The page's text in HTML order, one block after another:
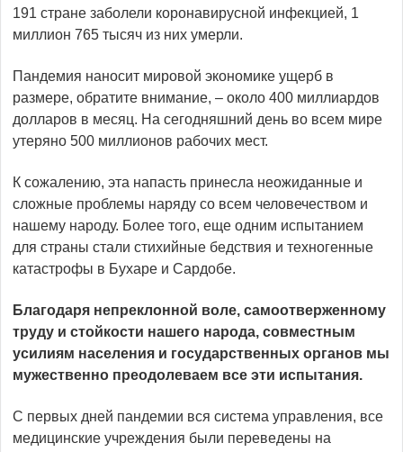
191 стране заболели коронавирусной инфекцией, 1
миллион 765 тысяч из них умерли.
Пандемия наносит мировой экономике ущерб в
размере, обратите внимание, – около 400 миллиардов
долларов в месяц. На сегодняшний день во всем мире
утеряно 500 миллионов рабочих мест.
К сожалению, эта напасть принесла неожиданные и
сложные проблемы наряду со всем человечеством и
нашему народу. Более того, еще одним испытанием
для страны стали стихийные бедствия и техногенные
катастрофы в Бухаре и Сардобе.
Благодаря непреклонной воле, самоотверженному
труду и стойкости нашего народа, совместным
усилиям населения и государственных органов мы
мужественно преодолеваем все эти испытания.
С первых дней пандемии вся система управления, все
медицинские учреждения были переведены на